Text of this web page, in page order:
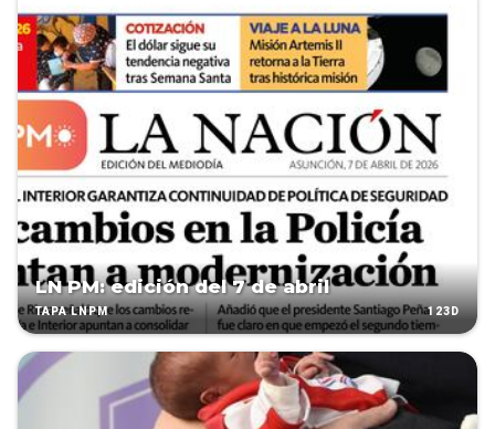
LN PM: edición del 7 de abril
TAPA LNPM 123D